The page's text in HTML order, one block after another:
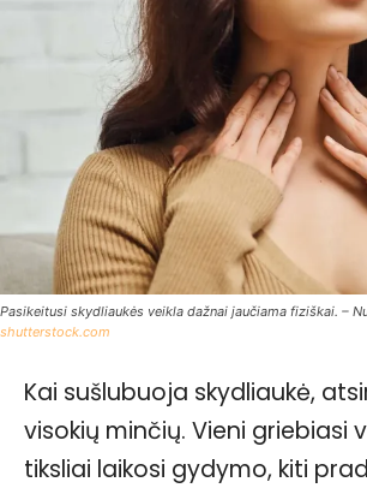
Pasikeitusi skydliaukės veikla dažnai jaučiama fiziškai. –
shutterstock.com
Kai sušlubuoja skydliaukė,
visokių minčių. Vieni griebiasi
tiksliai laikosi gydymo, kiti